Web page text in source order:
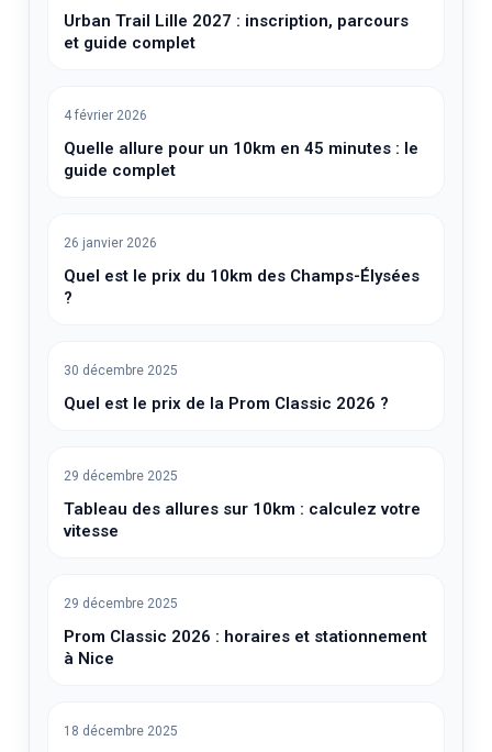
Urban Trail Lille 2027 : inscription, parcours
et guide complet
4 février 2026
Quelle allure pour un 10km en 45 minutes : le
guide complet
26 janvier 2026
Quel est le prix du 10km des Champs-Élysées
?
30 décembre 2025
Quel est le prix de la Prom Classic 2026 ?
29 décembre 2025
Tableau des allures sur 10km : calculez votre
vitesse
29 décembre 2025
Prom Classic 2026 : horaires et stationnement
à Nice
18 décembre 2025